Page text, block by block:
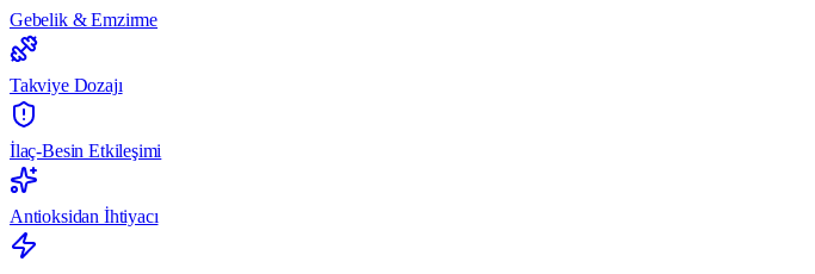
Gebelik & Emzirme
Takviye Dozajı
İlaç-Besin Etkileşimi
Antioksidan İhtiyacı